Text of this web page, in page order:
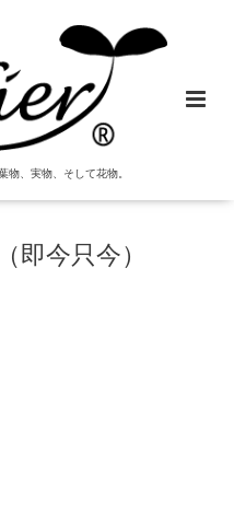
、実物、そして花物。
即今只今）